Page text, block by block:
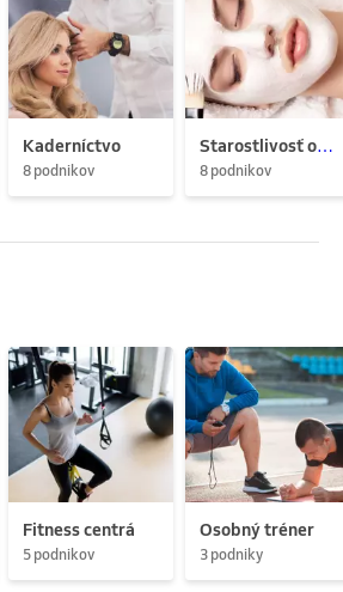
Kaderníctvo
8 podnikov
Starostlivosť o pleť
8 podnikov
Fitness centrá
5 podnikov
Osobný tréner
3 podniky